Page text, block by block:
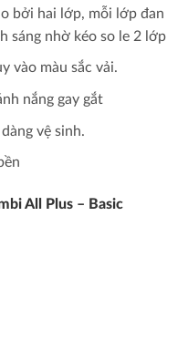
bởi hai lớp, mỗi lớp đan
sáng nhờ kéo so le 2 lớp
vào màu sắc vải.
nắng gay gắt
vệ sinh.
All Plus – Basic